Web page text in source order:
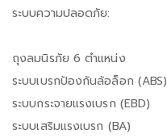
ระบบความปลอดภัย:
ถุงลมนิรภัย 6 ตำแหน่ง
ระบบเบรกป้องกันล้อล็อก (ABS)
ระบบกระจายแรงเบรก (EBD)
ระบบเสริมแรงเบรก (BA)